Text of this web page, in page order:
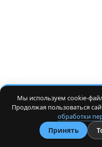
Мы используем cookie-
Продолжая пользоваться
обработки
Принять